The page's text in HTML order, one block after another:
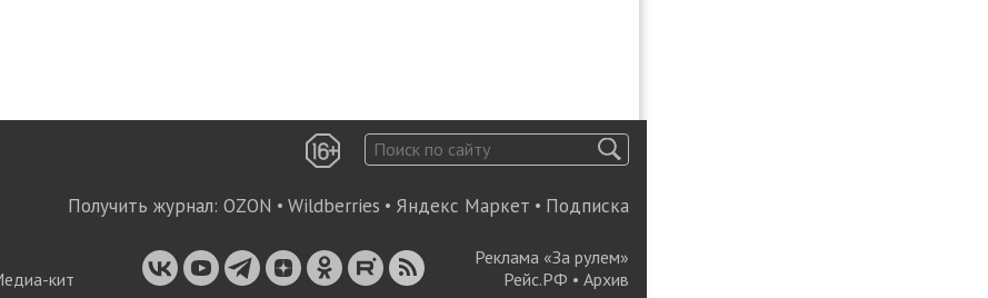
Получить журнал: OZON • Wildberries • Яндекс Маркет • Подписка
кит
Реклама «За рулем»
Рейс.РФ • Архив